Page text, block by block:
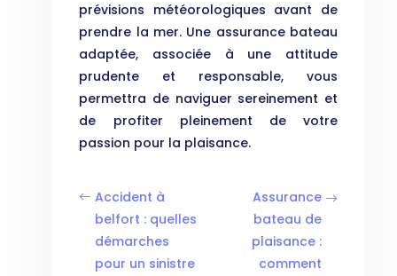
prévisions météorologiques avant de
prendre la mer. Une assurance bateau
adaptée, associée à une attitude
prudente et responsable, vous
permettra de naviguer sereinement et
de profiter pleinement de votre
passion pour la plaisance.
Accident à
belfort : quelles
démarches
pour un sinistre
Assurance
bateau de
plaisance :
comment